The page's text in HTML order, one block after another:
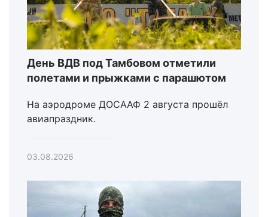
День ВДВ под Тамбовом отметили
полетами и прыжками с парашютом
На аэродроме ДОСААФ 2 августа прошёл
авиапраздник.
03.08.2026